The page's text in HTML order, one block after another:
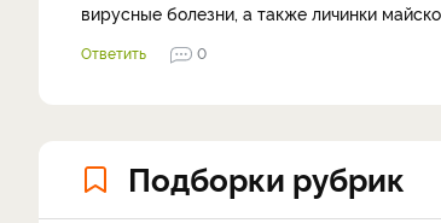
вирусные болезни, а также личинки
Ответить 0
Подборки рубрик